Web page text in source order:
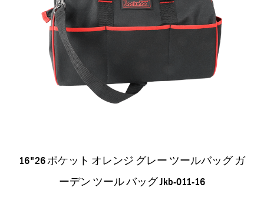
16"26 ポケット オレンジ グレー ツールバッグ ガ
ーデン ツール バッグ Jkb-011-16